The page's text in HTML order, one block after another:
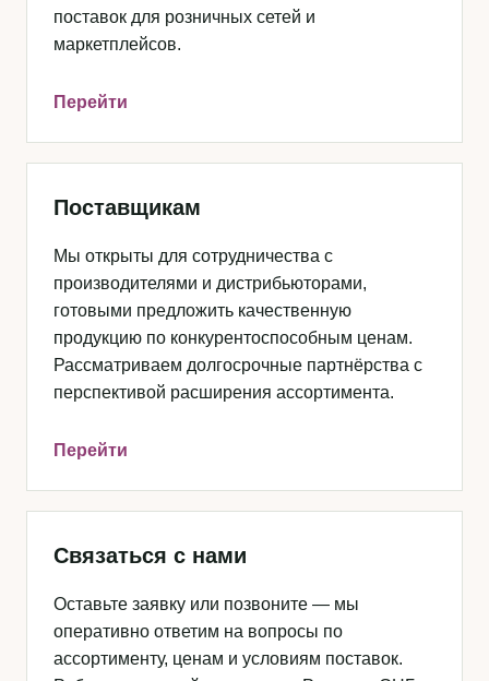
поставок для розничных сетей и
маркетплейсов.
Перейти
Поставщикам
Мы открыты для сотрудничества с
производителями и дистрибьюторами,
готовыми предложить качественную
продукцию по конкурентоспособным ценам.
Рассматриваем долгосрочные партнёрства с
перспективой расширения ассортимента.
Перейти
Связаться с нами
Оставьте заявку или позвоните — мы
оперативно ответим на вопросы по
ассортименту, ценам и условиям поставок.